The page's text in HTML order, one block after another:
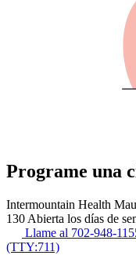
Programe una
Intermountain Health
130 Abierta los días de
Llame al 702-948-
(TTY:711)